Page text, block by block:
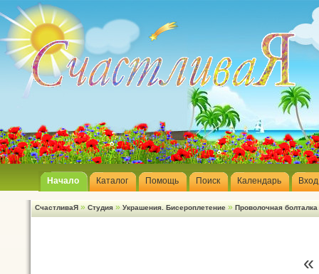
Начало Каталог Помощь Поиск Календарь Вход
СчастливаЯ » Студия » Украшения. Бисероплетение » Проволочная болталка